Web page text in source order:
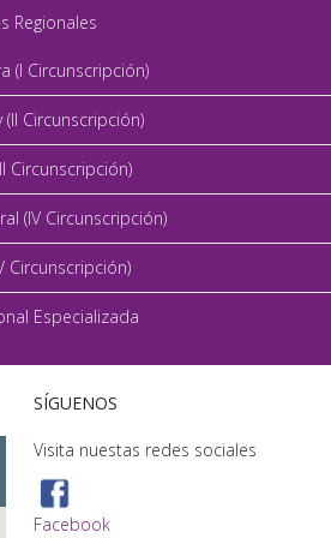
Regionales
(I Circunscripción)
Circunscripción)
Circunscripción)
(IV Circunscripción)
Circunscripción)
Especializada
SÍGUENOS
Visita nuestas redes sociales
Facebook